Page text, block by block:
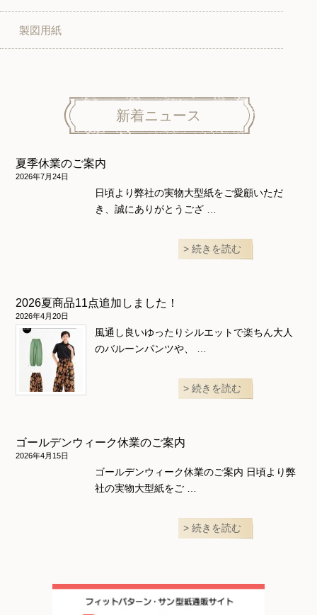
スカート
ニット地専用
和風衣類
ボトムス
ワンピース＆スーツ
ウェディング・コスチューム
子供服
ワンピース
スカート・パンツ
製図用紙
新着ニュース
夏季休業のご案内
2026年7月24日
日頃より弊社の実物大型紙をご愛顧いただ
き、誠にありがとうござ …
続きを読む
2026夏商品11点追加しました！
2026年4月20日
風通し良いゆったりシルエットで楽ちん大人
のバルーンパンツや、 …
続きを読む
ゴールデンウィーク休業のご案内
2026年4月15日
ゴールデンウィーク休業のご案内 日頃より弊
社の実物大型紙をご …
続きを読む